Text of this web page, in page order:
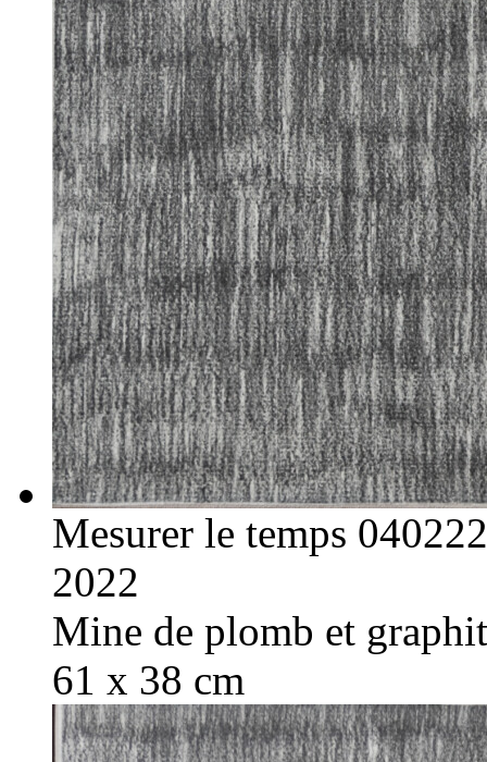
Mesurer le temps 040222
2022
Mine de plomb et
61 x 38 cm